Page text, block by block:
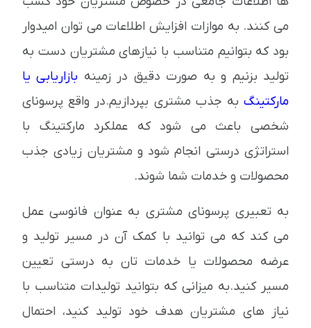
می کنند. به موازات افزایش اطلاعات می توان امیدوار
بود که بتوانیم متناسب با نیازهای مشتریان دست به
تولید بزنیم و به صورت دقیق در زمینه بازاریابی یا
مارکتینگ به جذب مشتری بپردازیم.در واقع پرسونای
شخصی باعث می شود که عملکرد مارکتینگ با
استراتژی درستی انجام شود و مشتریان زیادی جذب
محصولات و خدمات شما شوند.
به تعبیری پرسونای مشتری به عنوان فانوسی عمل
می کند که می توانید با کمک آن در مسیر تولید و
عرضه محصولات یا خدمات تان به درستی تعیین
مسیر کنید.به میزانی که بتوانید تولیدات متناسب با
نیاز های مشتریان هدف خود تولید کنید، احتمال